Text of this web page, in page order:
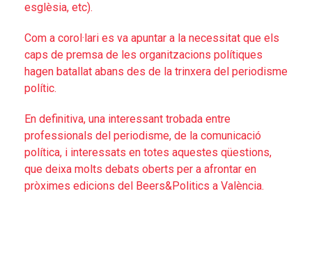
esglèsia, etc).
Com a corol·lari es va apuntar a la necessitat que els
caps de premsa de les organitzacions polítiques
hagen batallat abans des de la trinxera del periodisme
polític.
En definitiva, una interessant trobada entre
professionals del periodisme, de la comunicació
política, i interessats en totes aquestes qüestions,
que deixa molts debats oberts per a afrontar en
pròximes edicions del Beers&Politics a València.